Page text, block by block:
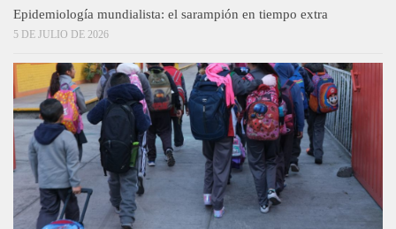
Epidemiología mundialista: el sarampión en tiempo extra
5 DE JULIO DE 2026